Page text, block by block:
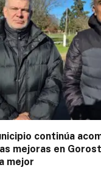
continúa
mejoras en
mejor